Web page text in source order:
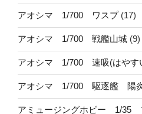
アオシマ 1/700 ワスプ(17)
アオシマ 1/700 戦艦山城 (9)
アオシマ 1/700 速吸(はやす
アオシマ 1/700 駆逐艦 陽
アミュージングホビー 1/35